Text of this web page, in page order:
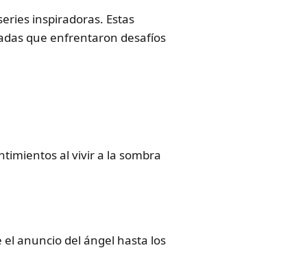
inspiradoras. Estas
que enfrentaron desafíos
al vivir a la sombra
anuncio del ángel hasta los